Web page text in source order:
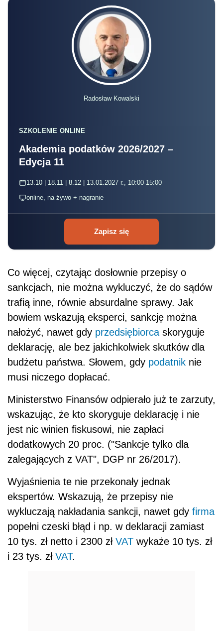
Radosław Kowalski
SZKOLENIE ONLINE
Akademia podatków 2026/2027 –
Edycja 11
13.10 | 18.11 | 8.12 | 13.01.2027 r., 10:00-15:00
online, na żywo + nagranie
Zapisz się
Co więcej, czytając dosłownie przepisy o
sankcjach, nie można wykluczyć, że do sądów
trafią inne, równie absurdalne sprawy. Jak
bowiem wskazują eksperci, sankcję można
nałożyć, nawet gdy przedsiębiorca skoryguje
deklarację, ale bez jakichkolwiek skutków dla
budżetu państwa. Słowem, gdy podatnik nie
musi niczego dopłacać.
Ministerstwo Finansów odpierało już te zarzuty,
wskazując, że kto skoryguje deklarację i nie
jest nic winien fiskusowi, nie zapłaci
dodatkowych 20 proc. ("Sankcje tylko dla
zalegających z VAT", DGP nr 26/2017).
Wyjaśnienia te nie przekonały jednak
ekspertów. Wskazują, że przepisy nie
wykluczają nakładania sankcji, nawet gdy firma
popełni czeski błąd i np. w deklaracji zamiast
10 tys. zł netto i 2300 zł VAT wykaże 10 tys. zł
i 23 tys. zł VAT.